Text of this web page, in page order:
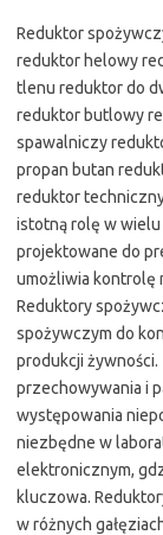
Reduktor
reduktor helowy
tlenu reduktor do
reduktor butlowy
spawalniczy
propan butan
reduktor
istotną rolę w wielu
projektowane do
umożliwia kontrolę
Reduktory
spożywczym do
produkcji
przechowywania i
występowania
niezbędne w
elektronicznym,
kluczowa.
w różnych